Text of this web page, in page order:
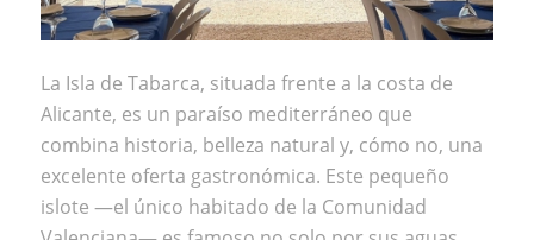
La Isla de Tabarca, situada frente a la costa de
Alicante, es un paraíso mediterráneo que
combina historia, belleza natural y, cómo no, una
excelente oferta gastronómica. Este pequeño
islote —el único habitado de la Comunidad